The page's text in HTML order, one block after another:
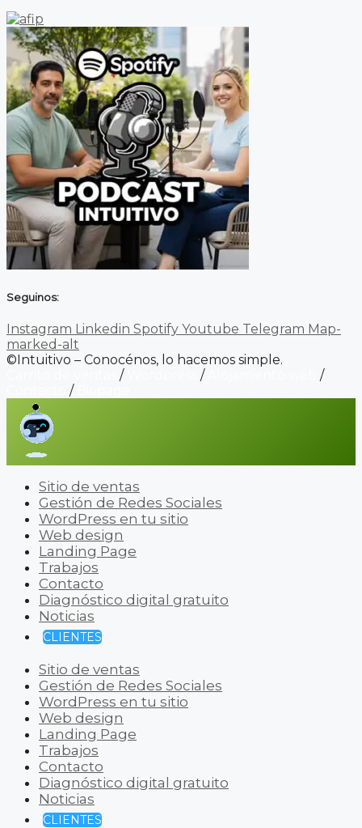
Seguinos:
Instagram Linkedin Spotify Youtube Telegram Map-
marked-alt
©Intuitivo – Conocénos, lo hacemos simple.
/ /
/
/
Sitio de ventas
Gestión de Redes Sociales
WordPress en tu sitio
Web design
Landing Page
Trabajos
Contacto
Diagnóstico digital gratuito
Noticias
CLIENTES
Sitio de ventas
Gestión de Redes Sociales
WordPress en tu sitio
Web design
Landing Page
Trabajos
Contacto
Diagnóstico digital gratuito
Noticias
CLIENTES